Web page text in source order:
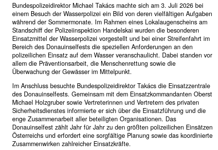
Bundespolizeidirektor Michael Takács machte sich am 3. Juli 2026 bei
einem Besuch der Wasserpolizei ein Bild von deren vielfältigen Aufgaben
während der Sommermonate. Im Rahmen eines Lokalaugenscheins am
Standschiff der Polizeiinspektion Handelskai wurden die besonderen
Einsatzmittel der Wasserpolizei vorgestellt und bei einer Streifenfahrt im
Bereich des Donauinselfests die speziellen Anforderungen an den
polizeilichen Einsatz auf dem Wasser veranschaulicht. Dabei standen vor
allem die Präventionsarbeit, die Menschenrettung sowie die
Überwachung der Gewässer im Mittelpunkt.
Im Anschluss besuchte Bundespolizeidirektor Takács die Einsatzzentrale
des Donauinselfests. Gemeinsam mit dem Einsatzkommandanten Oberst
Michael Holzgruber sowie Vertreterinnen und Vertretern des privaten
Sicherheitsdienstes informierte er sich über die Einsatzführung und die
enge Zusammenarbeit aller beteiligten Organisationen. Das
Donauinselfest zählt Jahr für Jahr zu den größten polizeilichen Einsätzen
Österreichs und erfordert eine sorgfältige Planung sowie das koordinierte
Zusammenwirken zahlreicher Einsatzkräfte.